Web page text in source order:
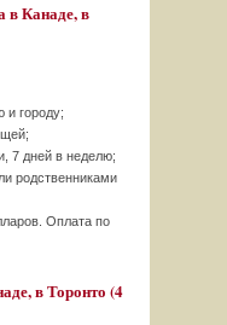
в Канаде, в
и городу;
7 дней в неделю;
родственниками
Оплата по
в Торонто (4